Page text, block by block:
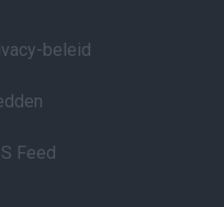
beleid
Feed